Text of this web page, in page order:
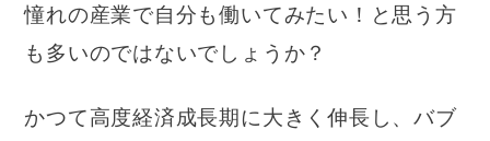
憧れの産業で自分も働いてみたい！と思う方
も多いのではないでしょうか？
かつて高度経済成長期に大きく伸長し、バブ